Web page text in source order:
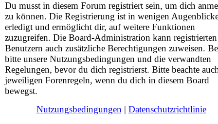
Du musst in diesem Forum registriert sein, um dich
zu können. Die Registrierung ist in wenigen
erledigt und ermöglicht dir, auf weitere Funktionen
zuzugreifen. Die Board-Administration kann registrierten
Benutzern auch zusätzliche Berechtigungen zuweisen.
bitte unsere Nutzungsbedingungen und die verwandten
Regelungen, bevor du dich registrierst. Bitte beachte
jeweiligen Forenregeln, wenn du dich in diesem Board
bewegst.
Nutzungsbedingungen | Datenschutzrichtlinie